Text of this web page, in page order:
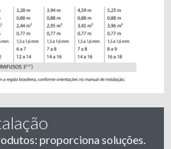
proporciona soluções.